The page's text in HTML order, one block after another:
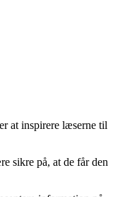
at inspirere læserne til
sikre på, at de får den